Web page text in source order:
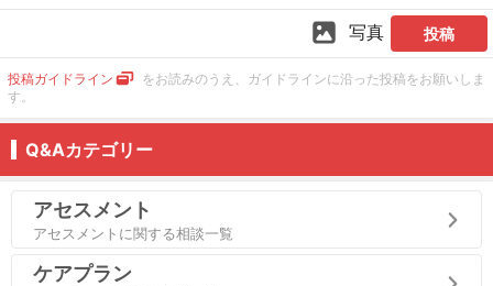
写真 投稿
投稿ガイドライン
をお読みのうえ、ガイドラインに沿った投稿をお願いしま
す。
Q&Aカテゴリー
アセスメント
アセスメントに関する相談一覧
ケアプラン